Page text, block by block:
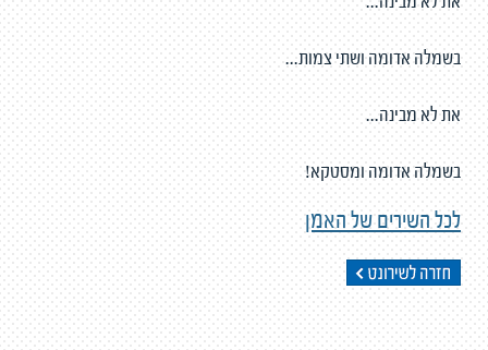
את לא מבינה...
בשמלה אדומה ושתי צמות...
את לא מבינה...
בשמלה אדומה ומסטקא!
לכל השירים של האמן